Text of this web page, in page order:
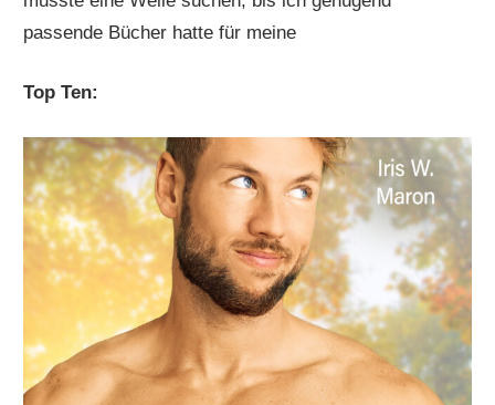
passende Bücher hatte für meine
Top Ten: